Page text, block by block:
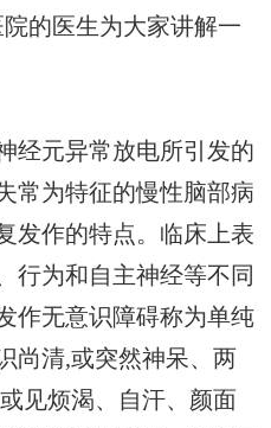
的医生为大家讲解一
经元异常放电所引发的
常为特征的慢性脑部病
发作的特点。临床上表
行为和自主神经等不同
作无意识障碍称为单纯
尚清,或突然神呆、两
见烦渴、自汗、颜面